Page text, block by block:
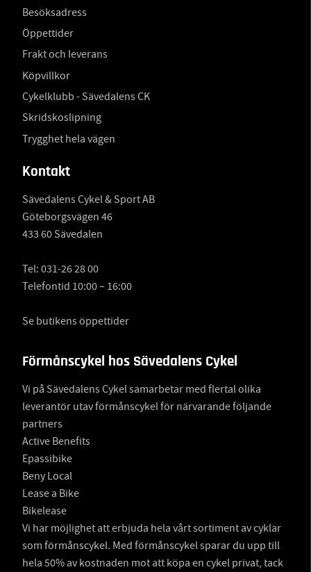
Besöksadress
Öppettider
Frakt och leverans
Köpvillkor
Cykelklubb - Sävedalens CK
Skridskoslipning
Trygghet hela vägen
Kontakt
Sävedalens Cykel & Sport AB
Göteborgsvägen 46
433 60 Sävedalen
Tel: 031-26 28 00
Telefontid 10:00 – 16:00
Se butikens öppettider
Förmånscykel hos Sävedalens Cykel
Vi på Sävedalens Cykel samarbetar med flertal olika
leverantör utav förmånscykel för närvarande följande
partners
Active Benefits
Epassibike
Beny Local
Lease a Bike
Bikelease
Vi har möjlighet att erbjuda hela vårt sortiment av cyklar
som förmånscykel. Med förmånscykel sparar du upp till
hela 50% av kostnaden mot att köpa en cykel privat, tack